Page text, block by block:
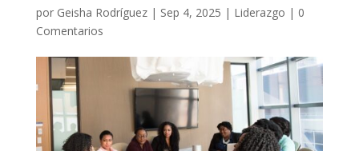
por Geisha Rodríguez| Sep 4, 2025 | Liderazgo | 0
Comentarios